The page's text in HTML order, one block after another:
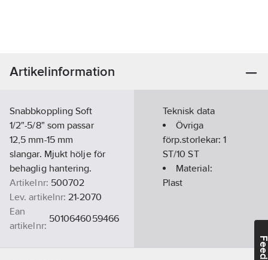
Artikelinformation
Snabbkoppling Soft
1/2"-5/8" som passar
12,5 mm-15 mm
slangar. Mjukt hölje för
behaglig hantering.
Artikelnr: 500702
Lev. artikelnr: 21-2070
Ean
artikelnr:
5010646059466
2171822
Teknisk data
Övriga
förp.storlekar:1
ST/10 ST
Material:
Plast